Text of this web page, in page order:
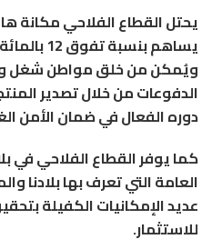
يحتل القطاع الفلاحي مكانة
يساهم
ويُمكن من خلق مواطن شغل
الدفوعات من خلال تصدير
دوره الفعال في ضمان الأمن
كما يوفر القطاع الفلاحي في
العامة التي تعرف بها بلادنا
عديد الإمكانيات الكفيلة
للاستثمار.